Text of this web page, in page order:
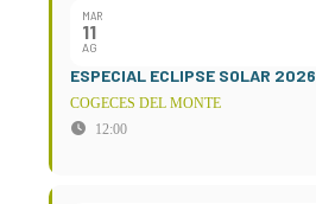
MAR
11
AG
ESPECIAL ECLIPSE SOLAR 2026
COGECES DEL MONTE
12:00